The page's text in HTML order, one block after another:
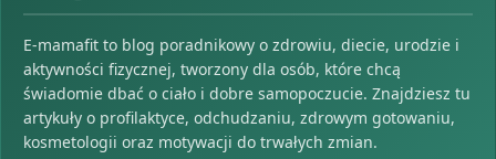
E-mamafit to blog poradnikowy o zdrowiu, diecie, urodzie i
aktywności fizycznej, tworzony dla osób, które chcą
świadomie dbać o ciało i dobre samopoczucie. Znajdziesz tu
artykuły o profilaktyce, odchudzaniu, zdrowym gotowaniu,
kosmetologii oraz motywacji do trwałych zmian.